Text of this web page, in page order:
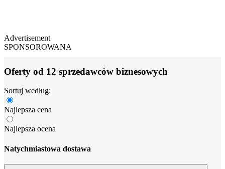
Advertisement
SPONSOROWANA
Oferty od 12 sprzedawców biznesowych
Sortuj według:
Najlepsza cena
Najlepsza ocena
Natychmiastowa dostawa